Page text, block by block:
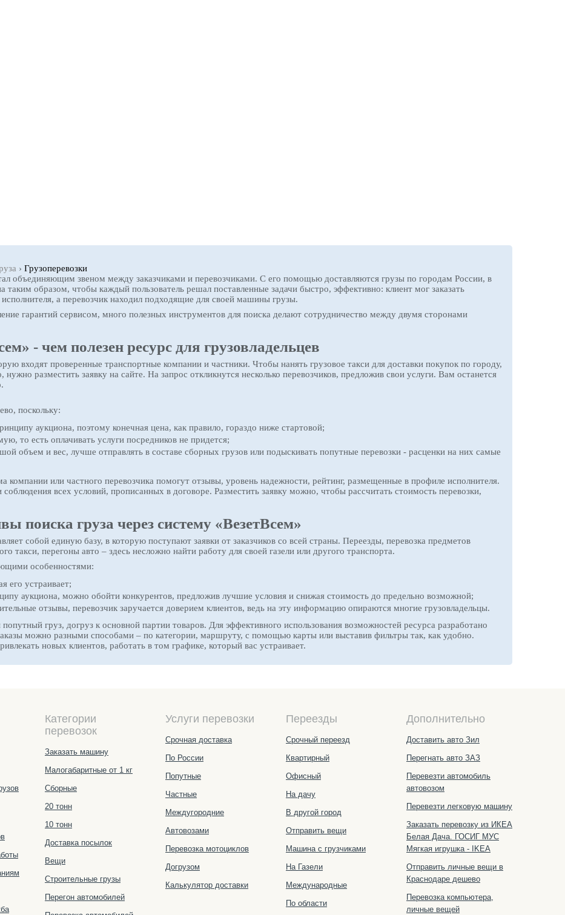
› Грузоперевозки
объединяющим звеном между заказчиками и перевозчиками. С его помощью доставляются грузы по городам России, в
образом, чтобы каждый пользователь решал поставленные задачи быстро, эффективно: клиент мог заказать
а перевозчик находил подходящие для своей машины грузы.
гарантий сервисом, много полезных инструментов для поиска делают сотрудничество между двумя сторонами
- чем полезен ресурс для грузовладельцев
входят проверенные транспортные компании и частники. Чтобы нанять грузовое такси для доставки покупок по городу,
разместить заявку на сайте. На запрос откликнутся несколько перевозчиков, предложив свои услуги. Вам останется
поскольку:
аукциона, поэтому конечная цена, как правило, гораздо ниже стартовой;
то есть оплачивать услуги посредников не придется;
объем и вес, лучше отправлять в составе сборных грузов или подыскивать попутные перевозки - расценки на них самые
компании или частного перевозчика помогут отзывы, уровень надежности, рейтинг, размещенные в профиле исполнителя.
всех условий, прописанных в договоре. Разместить заявку можно, чтобы рассчитать стоимость перевозки,
поиска груза через систему «ВезетВсем»
собой единую базу, в которую поступают заявки от заказчиков со всей страны. Переезды, перевозка предметов
такси, перегоны авто – здесь несложно найти работу для своей газели или другого транспорта.
особенностями:
его устраивает;
аукциона, можно обойти конкурентов, предложив лучшие условия и снижая стоимость до предельно возможной;
отзывы, перевозчик заручается доверием клиентов, ведь на эту информацию опираются многие грузовладельцы.
груз, догруз к основной партии товаров. Для эффективного использования возможностей ресурса разработано
можно разными способами – по категории, маршруту, с помощью карты или выставив фильтры так, как удобно.
новых клиентов, работать в том графике, который вас устраивает.
Категории
перевозок
Заказать машину
Малогабаритные от 1 кг
Сборные
20 тонн
10 тонн
Доставка посылок
Вещи
Строительные грузы
Перегон автомобилей
Услуги перевозки
Срочная доставка
По России
Попутные
Частные
Междугородние
Автовозами
Перевозка мотоциклов
Догрузом
Калькулятор доставки
Переезды
Срочный переезд
Квартирный
Офисный
На дачу
В другой город
Отправить вещи
Машина с грузчиками
На Газели
Международные
По области
Дополнительно
Доставить авто Зил
Перегнать авто ЗАЗ
Перевезти автомобиль
автовозом
Перевезти легковую машину
Заказать перевозку из ИКЕА
Белая Дача. ГОСИГ МУС
Мягкая игрушка - IKEA
Отправить личные вещи в
Краснодаре дешево
Перевозка компьютера,
личные вещей